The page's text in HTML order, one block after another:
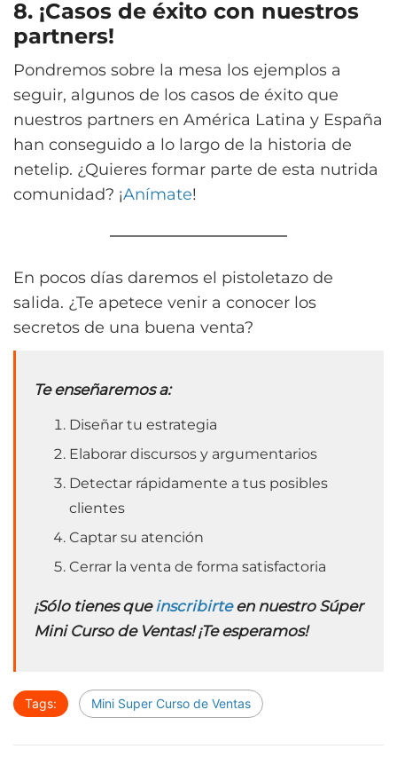
8. ¡Casos de éxito con nuestros
partners!
Pondremos sobre la mesa los ejemplos a
seguir, algunos de los casos de éxito que
nuestros partners en América Latina y España
han conseguido a lo largo de la historia de
netelip. ¿Quieres formar parte de esta nutrida
comunidad? ¡Anímate!
En pocos días daremos el pistoletazo de
salida. ¿Te apetece venir a conocer los
secretos de una buena venta?
Te enseñaremos a:
Diseñar tu estrategia
Elaborar discursos y argumentarios
Detectar rápidamente a tus posibles
clientes
Captar su atención
Cerrar la venta de forma satisfactoria
¡Sólo tienes que inscribirteen nuestro Súper
Mini Curso de Ventas! ¡Te esperamos!
Tags: Mini Super Curso de Ventas